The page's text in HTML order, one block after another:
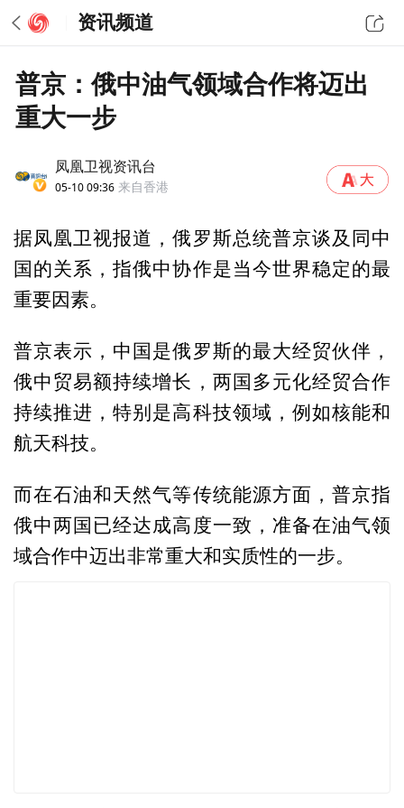
资讯频道
普京：俄中油气领域合作将迈出
重大一步
凤凰卫视资讯台
05-10 09:36 来自香港
据凤凰卫视报道，俄罗斯总统普京谈及同中
国的关系，指俄中协作是当今世界稳定的最
重要因素。
普京表示，中国是俄罗斯的最大经贸伙伴，
俄中贸易额持续增长，两国多元化经贸合作
持续推进，特别是高科技领域，例如核能和
航天科技。
而在石油和天然气等传统能源方面，普京指
俄中两国已经达成高度一致，准备在油气领
域合作中迈出非常重大和实质性的一步。